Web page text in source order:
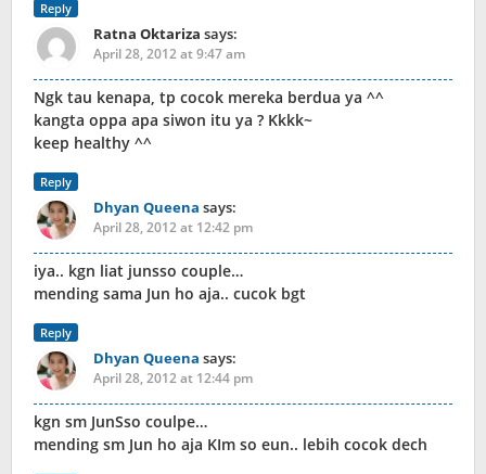
Reply
Ratna Oktariza says:
April 28, 2012 at 9:47 am
Ngk tau kenapa, tp cocok mereka berdua ya ^^
kangta oppa apa siwon itu ya ? Kkkk~
keep healthy ^^
Reply
Dhyan Queena says:
April 28, 2012 at 12:42 pm
iya.. kgn liat junsso couple…
mending sama Jun ho aja.. cucok bgt
Reply
Dhyan Queena says:
April 28, 2012 at 12:44 pm
kgn sm JunSso coulpe…
mending sm Jun ho aja KIm so eun.. lebih cocok dech